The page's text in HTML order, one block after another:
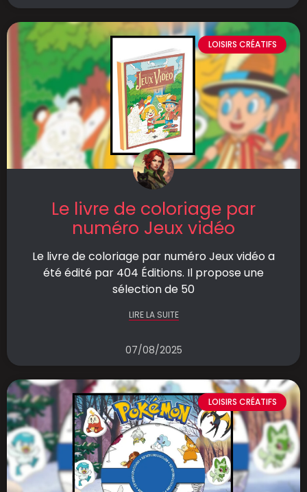
LOISIRS CRÉATIFS
Le livre de coloriage par
numéro Jeux vidéo
Le livre de coloriage par numéro Jeux vidéo a
été édité par 404 Éditions. Il propose une
sélection de 50
LIRE LA SUITE
07/08/2025
LOISIRS CRÉATIFS